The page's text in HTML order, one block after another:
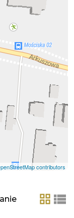
contributors
tabela